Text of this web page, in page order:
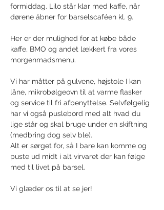
formiddag. Lilo står klar med kaffe, når
dørene åbner for barselscaféen kl. 9.
Her er der mulighed for at købe både
kaffe, BMO og andet lækkert fra vores
morgenmadsmenu.
Vi har måtter på gulvene, højstole I kan
låne, mikrobølgeovn til at varme flasker
og service til fri afbenyttelse. Selvfølgelig
har vi også puslebord med alt hvad du
lige står og skal bruge under en skiftning
(medbring dog selv ble).
Alt er sørget for, så I bare kan komme og
puste ud midt i alt virvaret der kan følge
med til livet på barsel.
Vi glæder os til at se jer!